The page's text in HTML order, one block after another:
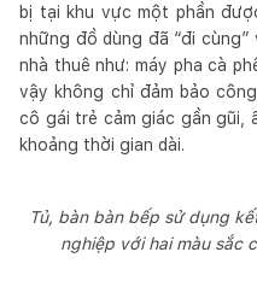
bị tại khu vực một phần
những đồ dùng đã “đi
nhà thuê như: máy pha cà
vậy không chỉ đảm bảo
cô gái trẻ cảm giác gần gũi,
khoảng thời gian dài.
Tủ, bàn bàn bếp sử dụng
nghiệp với hai màu sắc